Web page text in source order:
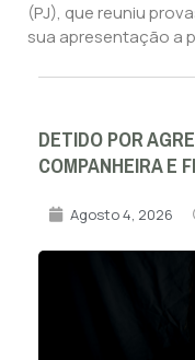
(PJ), que reuniu
sua apresentação a
DETIDO POR
COMPANHEIRA E
Agosto 4, 2026